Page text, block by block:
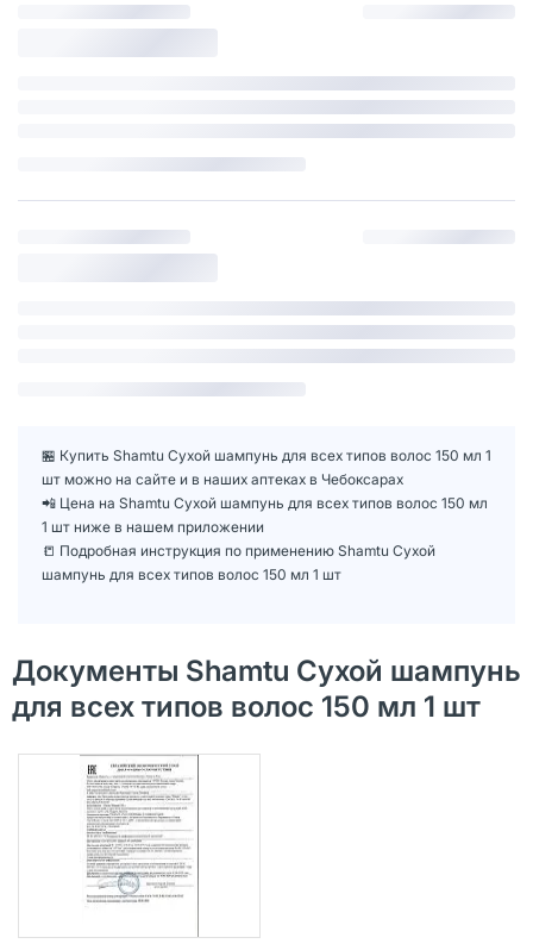
🏪 Купить Shamtu Сухой шампунь для всех типов волос 150 мл 1
шт можно на сайте и в наших аптеках в Чебоксарах
📲 Цена на Shamtu Сухой шампунь для всех типов волос 150 мл
1 шт ниже в нашем приложении
📒 Подробная инструкция по применению Shamtu Сухой
шампунь для всех типов волос 150 мл 1 шт
Документы Shamtu Сухой шампунь
для всех типов волос 150 мл 1 шт